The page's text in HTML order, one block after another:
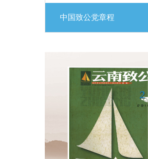
中国致公党章程